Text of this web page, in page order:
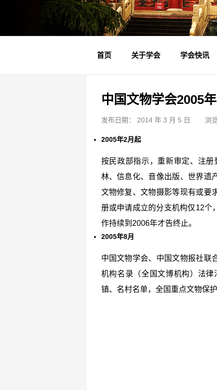
首页 关于学会
学会简介
章程制度
领导成员
理事名单
专家委员会
学术专家
学会会标
学会年鉴
学会快讯
学会动态
文物要闻
中国文物学会2005
发布日期： 2014 年 3 月 5 日 浏
2005年2月起
按民政部指示，重新审定、注
林、信息化、音像出版、世界遗
文物修复、文物摄影等现有或要
册或申请成立的分支机构仅12个
作持续到2006年才告终止。
2005年8月
中国文物学会、中国文物报社联
机构名录（全国文博机构）法
镇、名村名单，全国重点文物保